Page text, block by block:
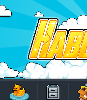
Skip
to
content
Un viaggio di pixel!